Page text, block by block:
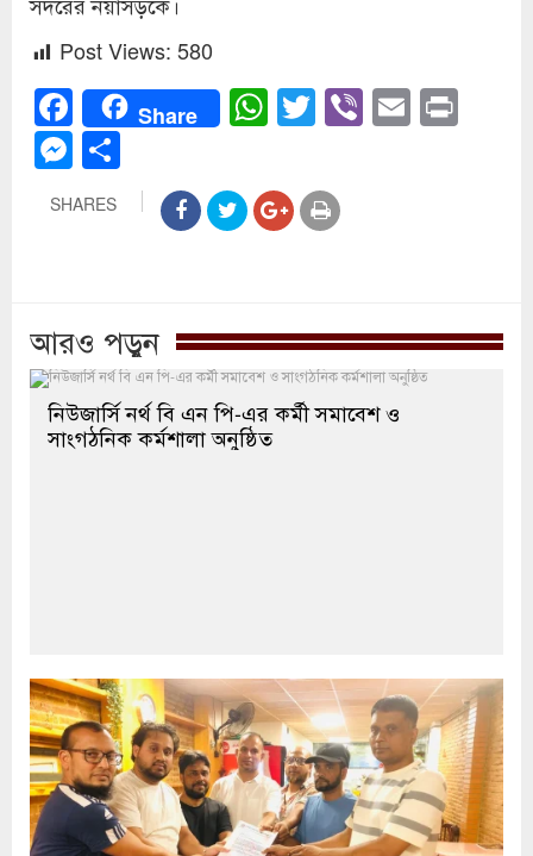
Post Views: 580
Facebook
Share WhatsApp
Twitter
Viber
Email
Messenger
SHARES
আরও পড়ুন
নিউজার্সি নর্থ বি এন পি-এর কর্মী সমাবেশ ও
সাংগঠনিক কর্মশালা অনুষ্ঠিত